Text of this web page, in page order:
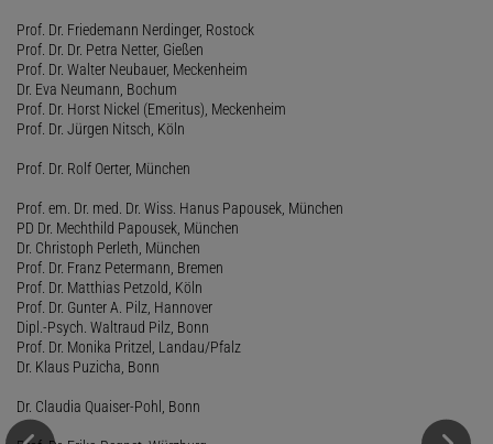
Prof. Dr. Friedemann Nerdinger, Rostock
Prof. Dr. Dr. Petra Netter, Gießen
Prof. Dr. Walter Neubauer, Meckenheim
Dr. Eva Neumann, Bochum
Prof. Dr. Horst Nickel (Emeritus), Meckenheim
Prof. Dr. Jürgen Nitsch, Köln
Prof. Dr. Rolf Oerter, München
Prof. em. Dr. med. Dr. Wiss. Hanus Papousek, München
PD Dr. Mechthild Papousek, München
Dr. Christoph Perleth, München
Prof. Dr. Franz Petermann, Bremen
Prof. Dr. Matthias Petzold, Köln
Prof. Dr. Gunter A. Pilz, Hannover
Dipl.-Psych. Waltraud Pilz, Bonn
Prof. Dr. Monika Pritzel, Landau/Pfalz
Dr. Klaus Puzicha, Bonn
Dr. Claudia Quaiser-Pohl, Bonn